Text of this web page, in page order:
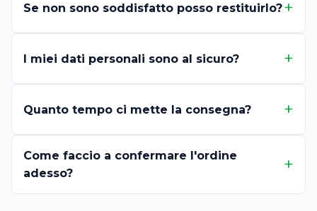
Se non sono soddisfatto posso restituirlo?
I miei dati personali sono al sicuro?
Quanto tempo ci mette la consegna?
Come faccio a confermare l'ordine
adesso?